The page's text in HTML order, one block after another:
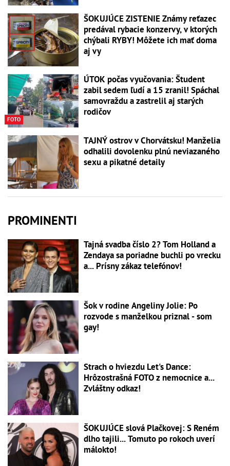
ŠOKUJÚCE ZISTENIE Známy reťazec
predával rybacie konzervy, v ktorých
chýbali RYBY! Môžete ich mať doma
aj vy
FOTO
ÚTOK počas vyučovania: Študent
zabil sedem ľudí a 15 zranil! Spáchal
samovraždu a zastrelil aj starých
rodičov
TAJNÝ ostrov v Chorvátsku! Manželia
odhalili dovolenku plnú neviazaného
sexu a pikatné detaily
PROMINENTI
Tajná svadba číslo 2? Tom Holland a
Zendaya sa poriadne buchli po vrecku
a... Prísny zákaz telefónov!
Šok v rodine Angeliny Jolie: Po
rozvode s manželkou priznal - som
gay!
Strach o hviezdu Let's Dance:
Hrôzostrašná FOTO z nemocnice a...
Zvláštny odkaz!
ŠOKUJÚCE slová Plačkovej: S Reném
dlho tajili... Tomuto po rokoch uverí
málokto!